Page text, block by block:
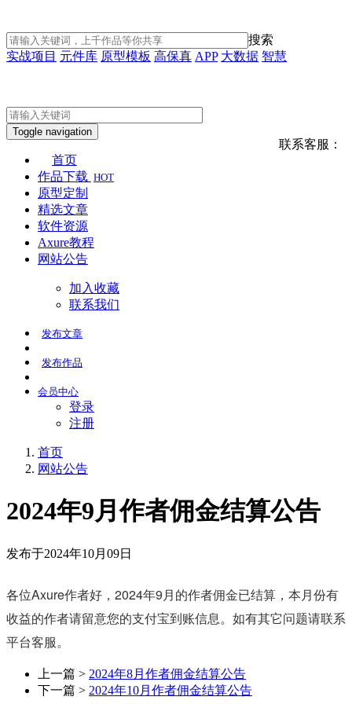
搜索
实战项目 元件库 原型模板 高保真 APP 大数据 智慧
联系客服：
Toggle navigation
首页
作品下载 HOT
原型定制
精选文章
软件资源
Axure教程
网站公告
加入收藏
联系我们
发布文章
发布作品
会员中心
登录
注册
首页
网站公告
2024年9月作者佣金结算公告
发布于2024年10月09日
各位Axure作者好，2024年9月的作者佣金已结算，本月份有
收益的作者请留意您的支付宝到账信息。如有其它问题请联系
平台客服。
上一篇 > 2024年8月作者佣金结算公告
下一篇 > 2024年10月作者佣金结算公告